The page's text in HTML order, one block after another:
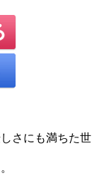
さにも満ちた世